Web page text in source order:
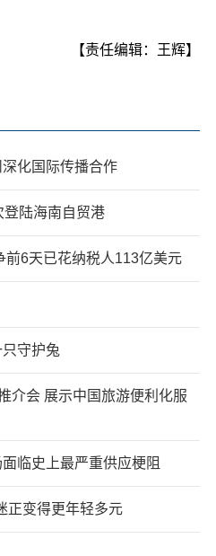
【责任编辑：王辉】
化国际传播合作
陆海南自贸港
前6天已花纳税人113亿美元
守护兔
介会 展示中国旅游便利化服
临史上最严重供应梗阻
正变得更年轻多元